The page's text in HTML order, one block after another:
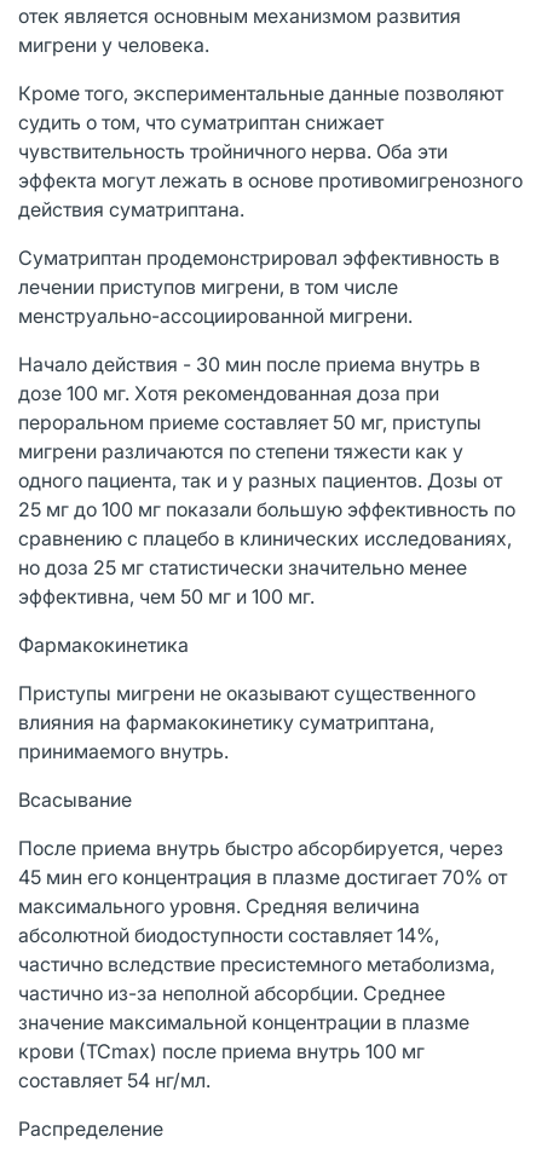
отек является основным механизмом развития
мигрени у человека.
Кроме того, экспериментальные данные позволяют
судить о том, что суматриптан снижает
чувствительность тройничного нерва. Оба эти
эффекта могут лежать в основе противомигренозного
действия суматриптана.
Суматриптан продемонстрировал эффективность в
лечении приступов мигрени, в том числе
менструально-ассоциированной мигрени.
Начало действия - 30 мин после приема внутрь в
дозе 100 мг. Хотя рекомендованная доза при
пероральном приеме составляет 50 мг, приступы
мигрени различаются по степени тяжести как у
одного пациента, так и у разных пациентов. Дозы от
25 мг до 100 мг показали большую эффективность по
сравнению с плацебо в клинических исследованиях,
но доза 25 мг статистически значительно менее
эффективна, чем 50 мг и 100 мг.
Фармакокинетика
Приступы мигрени не оказывают существенного
влияния на фармакокинетику суматриптана,
принимаемого внутрь.
Всасывание
После приема внутрь быстро абсорбируется, через
45 мин его концентрация в плазме достигает 70% от
максимального уровня. Средняя величина
абсолютной биодоступности составляет 14%,
частично вследствие пресистемного метаболизма,
частично из-за неполной абсорбции. Среднее
значение максимальной концентрации в плазме
крови (ТСmах) после приема внутрь 100 мг
составляет 54 нг/мл.
Распределение